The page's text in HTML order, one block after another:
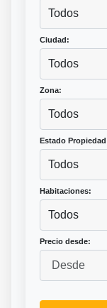
Todos
Ciudad:
Todos
Zona:
Todos
Estado
Todos
Habitaciones:
Todos
Precio desde: